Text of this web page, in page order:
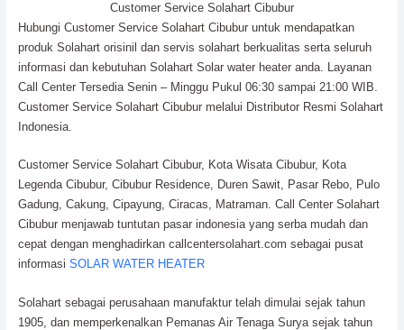
Customer Service Solahart Cibubur
Hubungi Customer Service Solahart Cibubur untuk mendapatkan
produk Solahart orisinil dan servis solahart berkualitas serta seluruh
informasi dan kebutuhan Solahart Solar water heater anda. Layanan
Call Center Tersedia Senin – Minggu Pukul 06:30 sampai 21:00 WIB.
Customer Service Solahart Cibubur melalui Distributor Resmi Solahart
Indonesia.
Customer Service Solahart Cibubur, Kota Wisata Cibubur, Kota
Legenda Cibubur, Cibubur Residence, Duren Sawit, Pasar Rebo, Pulo
Gadung, Cakung, Cipayung, Ciracas, Matraman. Call Center Solahart
Cibubur menjawab tuntutan pasar indonesia yang serba mudah dan
cepat dengan menghadirkan callcentersolahart.com sebagai pusat
informasi SOLAR WATER HEATER
Solahart sebagai perusahaan manufaktur telah dimulai sejak tahun
1905, dan memperkenalkan Pemanas Air Tenaga Surya sejak tahun